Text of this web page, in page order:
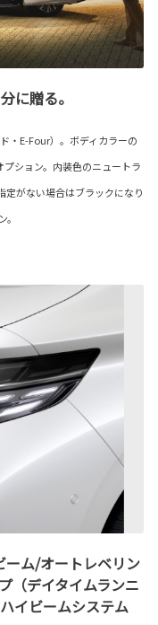
に贈る。
・E-Four）。ボディカラーの
ション。内装色のニュートラ
定がない場合はブラックになり
ーム/オートレベリン
（デイタイムランニ
イビームシステム